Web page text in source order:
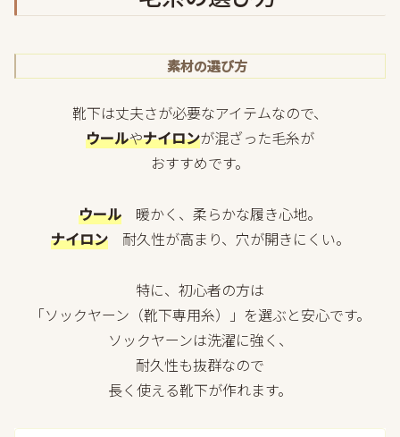
素材の選び方
靴下は丈夫さが必要なアイテムなので、
ウールやナイロンが混ざった毛糸が
おすすめです。
ウール
暖かく、柔らかな履き心地。
ナイロン
耐久性が高まり、穴が開きにくい。
特に、初心者の方は
「ソックヤーン（靴下専用糸）」を選ぶと安心です。
ソックヤーンは洗濯に強く、
耐久性も抜群なので
長く使える靴下が作れます。